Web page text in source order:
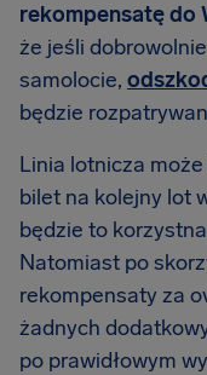
rekompensatę do
że jeśli
samolocie,
będzie
Linia lotnicza
bilet na kolejny lot
będzie to
Natomiast po
rekompensaty za
żadnych
po prawidłowym